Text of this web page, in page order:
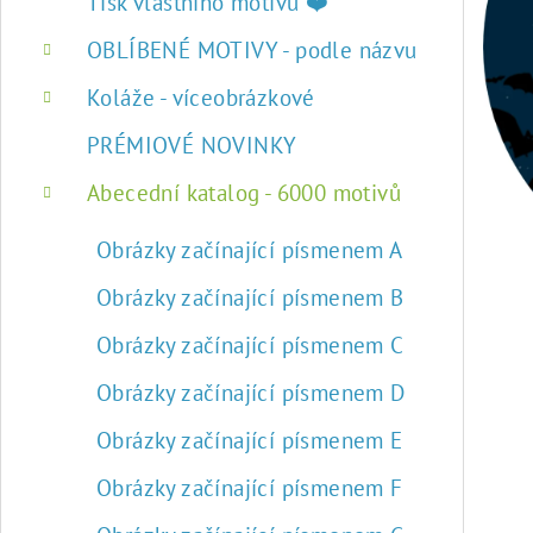
OBLÍBENÉ MOTIVY - podle názvu
Koláže - víceobrázkové
PRÉMIOVÉ NOVINKY
Abecední katalog - 6000 motivů
Obrázky začínající písmenem A
Obrázky začínající písmenem B
Obrázky začínající písmenem C
Obrázky začínající písmenem D
Obrázky začínající písmenem E
Obrázky začínající písmenem F